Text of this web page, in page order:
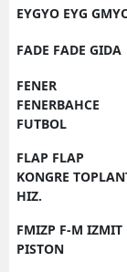
EYGYO EYG
FADE FADE GIDA
FENER
FENERBAHCE
FUTBOL
FLAP FLAP
KONGRE
HIZ.
FMIZP F-M IZMIT
PISTON